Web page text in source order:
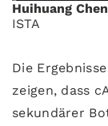
Huihuang
ISTA
Die
zeigen, dass
sekundärer